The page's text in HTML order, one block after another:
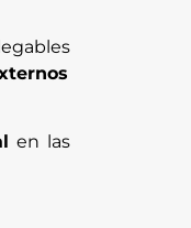
en las